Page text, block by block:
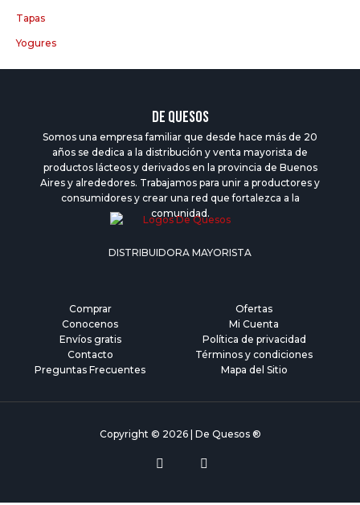
Tapas
Yogures
DE QUESOS
Somos una empresa familiar que desde hace más de 20
años se dedica a la distribución y venta mayorista de
productos lácteos y derivados en la provincia de Buenos
Aires y alrededores. Trabajamos para unir a productores y
consumidores y crear una red que fortalezca a la
comunidad.
DISTRIBUIDORA MAYORISTA
Comprar
Conocenos
Envíos gratis
Contacto
Preguntas Frecuentes
Ofertas
Mi Cuenta
Política de privacidad
Términos y condiciones
Mapa del Sitio
Copyright © 2026 | De Quesos ®